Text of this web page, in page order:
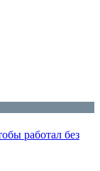
работал без